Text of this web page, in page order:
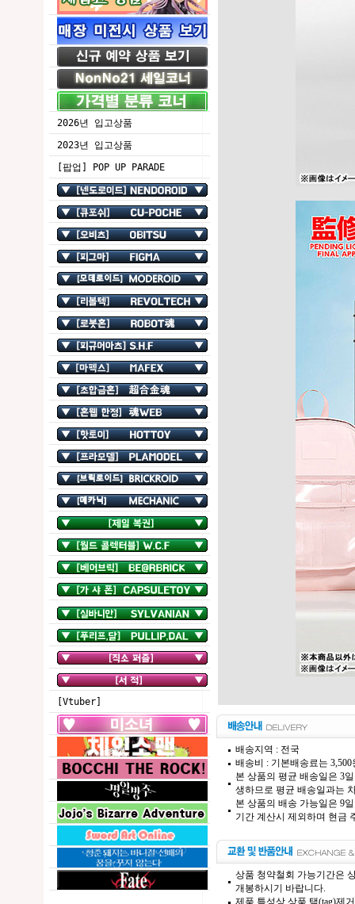
2026년 입고상품
2023년 입고상품
[팝업] POP UP PARADE
[Vtuber]
배송지역 : 전국
배송비 : 기본배송료는
본 상품의 평균 배송일은 3
생하므로 평균 배송일과는
본 상품의 배송 가능일은 9
기간 계산시 제외하며 현금
상품 청약철회 가능기간은
개봉하시기 바랍니다.
제품 특성상 상품 택(tag)제